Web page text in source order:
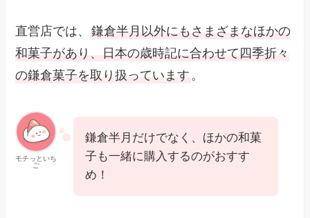
直営店では、 鎌倉半月以外にもさまざまなほかの
和菓子があり、日本の歳時記に合わせて四季折々
の鎌倉菓子を取り扱っています 。
モチっといち
ご
鎌倉半月だけでなく、ほかの和菓
子も一緒に購入するのがおすす
め！